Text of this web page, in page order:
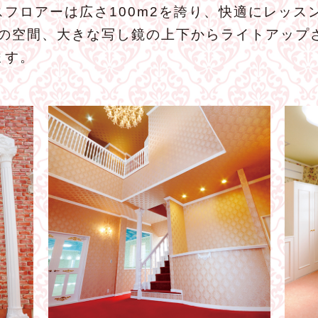
ロアーは広さ100m2を誇り、快適にレッス
空間、大きな写し鏡の上下からライトアップ
。